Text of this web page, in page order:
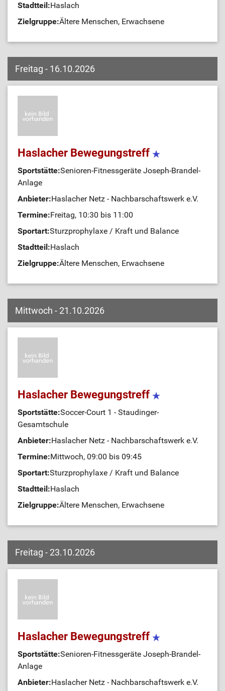
Stadtteil:Haslach
Zielgruppe:Ältere Menschen, Erwachsene
Freitag - 16.10.2026
Haslacher Bewegungstreff
Sportstätte:Senioren-Fitnessgeräte Joseph-Brandel-
Anlage
Anbieter:Haslacher Netz - Nachbarschaftswerk e.V.
Termine:Freitag, 10:30 bis 11:00
Sportart:Sturzprophylaxe / Kraft und Balance
Stadtteil:Haslach
Zielgruppe:Ältere Menschen, Erwachsene
Mittwoch - 21.10.2026
Haslacher Bewegungstreff
Sportstätte:Soccer-Court 1 - Staudinger-
Gesamtschule
Anbieter:Haslacher Netz - Nachbarschaftswerk e.V.
Termine:Mittwoch, 09:00 bis 09:45
Sportart:Sturzprophylaxe / Kraft und Balance
Stadtteil:Haslach
Zielgruppe:Ältere Menschen, Erwachsene
Freitag - 23.10.2026
Haslacher Bewegungstreff
Sportstätte:Senioren-Fitnessgeräte Joseph-Brandel-
Anlage
Anbieter:Haslacher Netz - Nachbarschaftswerk e.V.